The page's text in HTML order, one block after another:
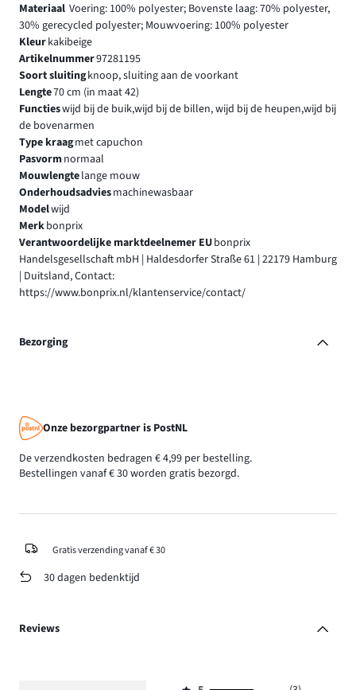
Materiaal Voering: 100% polyester; Bovenste laag: 70% polyester,
30% gerecycled polyester; Mouwvoering: 100% polyester
Kleurkakibeige
Artikelnummer97281195
Soort sluitingknoop, sluiting aan de voorkant
Lengte70 cm (in maat 42)
Functieswijd bij de buik,wijd bij de billen, wijd bij de heupen,wijd bij
de bovenarmen
Type kraagmet capuchon
Pasvormnormaal
Mouwlengtelange mouw
Onderhoudsadviesmachinewasbaar
Modelwijd
Merkbonprix
Verantwoordelijke marktdeelnemer EUbonprix
Handelsgesellschaft mbH | Haldesdorfer Straße 61 | 22179 Hamburg
| Duitsland, Contact:
https://www.bonprix.nl/klantenservice/contact/
Bezorging
Onze bezorgpartner is PostNL
De verzendkosten bedragen € 4,99 per bestelling.
Bestellingen vanaf € 30 worden gratis bezorgd.
Gratis verzending vanaf € 30
30 dagen bedenktijd
Reviews